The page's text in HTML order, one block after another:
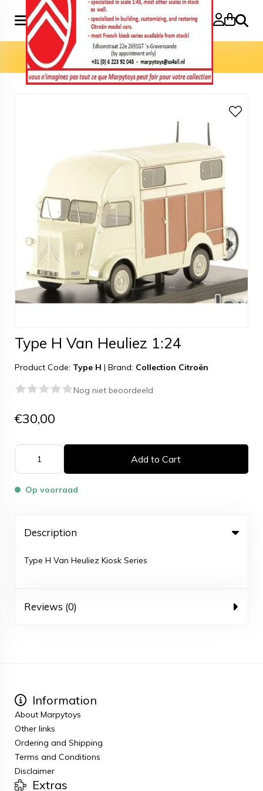
Search
Home» Model cars 1:24»Type H Van Heuliez 1:24
Type H Van Heuliez 1:24
Product Code: Type H | Brand: Collection Citroën
Nog niet beoordeeld
€30,00
Add to Cart
Op voorraad
Description
Type H Van Heuliez Kiosk Series
Reviews (0)
Information
About Marpytoys
Other links
Ordering and Shipping
Terms and Conditions
Disclaimer
Extras